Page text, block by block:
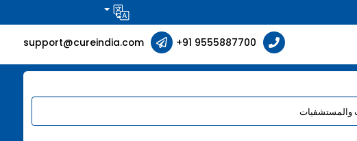
support@cureindia.com +91 9555887700